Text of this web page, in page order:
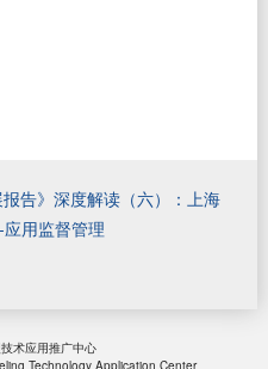
报告》深度解读（六）：上海
用监督管理
术应用推广中心